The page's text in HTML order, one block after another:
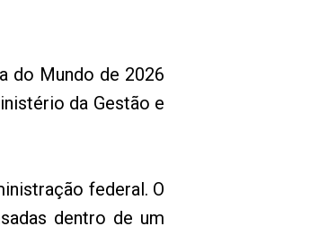
do Mundo de 2026
da Gestão e
federal. O
dentro de um